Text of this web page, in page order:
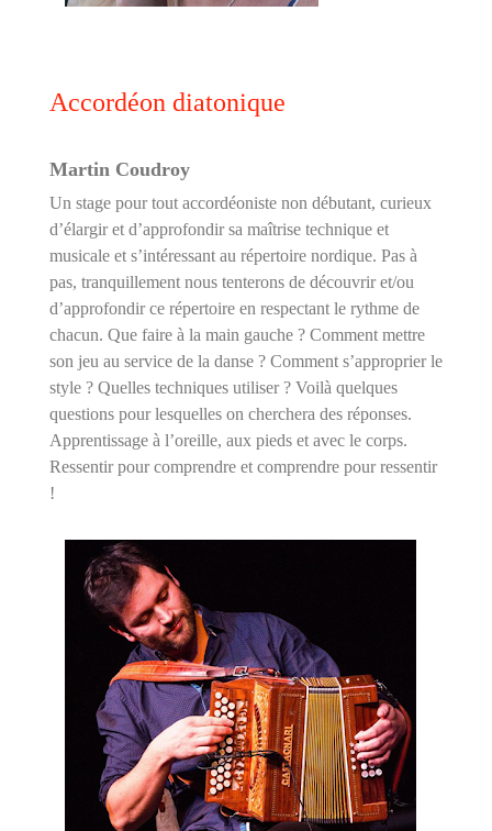
Accordéon diatonique
Martin Coudroy
Un stage pour tout accordéoniste non débutant, curieux
d’élargir et d’approfondir sa maîtrise technique et
musicale et s’intéressant au répertoire nordique. Pas à
pas, tranquillement nous tenterons de découvrir et/ou
d’approfondir ce répertoire en respectant le rythme de
chacun. Que faire à la main gauche ? Comment mettre
son jeu au service de la danse ? Comment s’approprier le
style ? Quelles techniques utiliser ? Voilà quelques
questions pour lesquelles on cherchera des réponses.
Apprentissage à l’oreille, aux pieds et avec le corps.
Ressentir pour comprendre et comprendre pour ressentir
!